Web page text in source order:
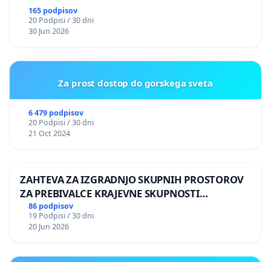
165 podpisov
20 Podpisi / 30 dni
30 Jun 2026
Za prost dostop do gorskega sveta
6 479 podpisov
20 Podpisi / 30 dni
21 Oct 2024
ZAHTEVA ZA IZGRADNJO SKUPNIH PROSTOROV
ZA PREBIVALCE KRAJEVNE SKUPNOSTI
PRESTRANEK
86 podpisov
19 Podpisi / 30 dni
20 Jun 2026